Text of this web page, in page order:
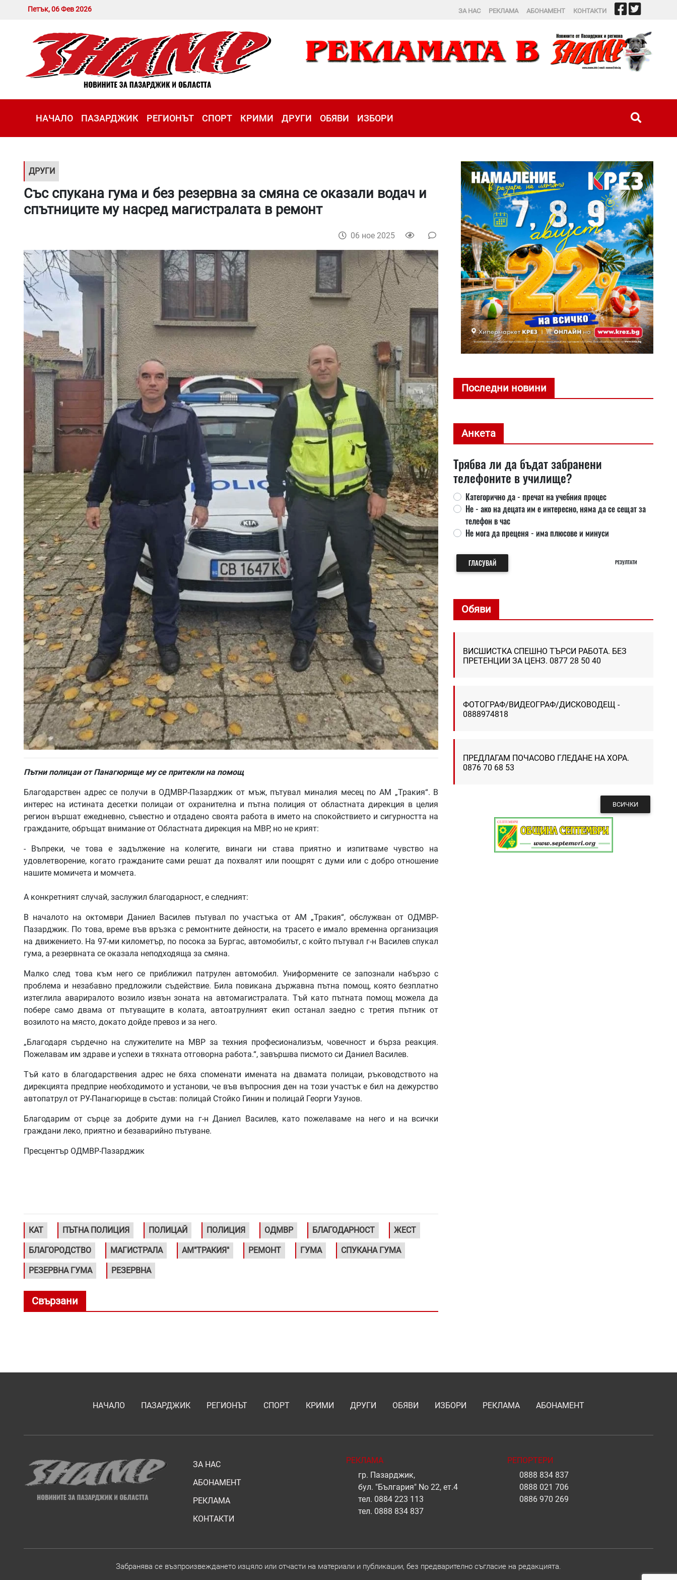
Петък, 06 Фев 2026 ЗА НАС РЕКЛАМА АБОНАМЕНТ КОНТАКТИ
НАЧАЛО ПАЗАРДЖИК РЕГИОНЪТ СПОРТ КРИМИ ДРУГИ ОБЯВИ ИЗБОРИ
ДРУГИ
Със спукана гума и без резервна за смяна се оказали водач и
спътниците му насред магистралата в ремонт
06 ное 2025
Пътни полицаи от Панагюрище му се притекли на помощ
Благодарствен адрес се получи в ОДМВР-Пазарджик от мъж, пътувал миналия месец по АМ „Тракия“. В
интерес на истината десетки полицаи от охранителна и пътна полиция от областната дирекция в целия
регион вършат ежедневно, съвестно и отдадено своята работа в името на спокойствието и сигурността на
гражданите, обръщат внимание от Областната дирекция на МВР, но не крият:
- Въпреки, че това е задължение на колегите, винаги ни става приятно и изпитваме чувство на
удовлетворение, когато гражданите сами решат да похвалят или поощрят с думи или с добро отношение
нашите момичета и момчета.
А конкретният случай, заслужил благодарност, е следният:
В началото на октомври Даниел Василев пътувал по участъка от АМ „Тракия“, обслужван от ОДМВР-
Пазарджик. По това, време във връзка с ремонтните дейности, на трасето е имало временна организация
на движението. На 97-ми километър, по посока за Бургас, автомобилът, с който пътувал г-н Василев спукал
гума, а резервната се оказала неподходяща за смяна.
Малко след това към него се приближил патрулен автомобил. Униформените се запознали набързо с
проблема и незабавно предложили съдействие. Била повикана държавна пътна помощ, която безплатно
изтеглила авариралото возило извън зоната на автомагистралата. Тъй като пътната помощ можела да
побере само двама от пътуващите в колата, автоатрулният екип останал заедно с третия пътник от
возилото на място, докато дойде превоз и за него.
„Благодаря сърдечно на служителите на МВР за техния професионализъм, човечност и бърза реакция.
Пожелавам им здраве и успехи в тяхната отговорна работа.“, завършва писмото си Даниел Василев.
Тъй като в благодарствения адрес не бяха споменати имената на двамата полицаи, ръководството на
дирекцията предприе необходимото и установи, че във въпросния ден на този участък е бил на дежурство
автопатрул от РУ-Панагюрище в състав: полицай Стойко Гинин и полицай Георги Узунов.
Благодарим от сърце за добрите думи на г-н Даниел Василев, като пожелаваме на него и на всички
граждани леко, приятно и безаварийно пътуване.
Пресцентър ОДМВР-Пазарджик
КАТ ПЪТНА ПОЛИЦИЯ ПОЛИЦАЙ ПОЛИЦИЯ ОДМВР БЛАГОДАРНОСТ ЖЕСТ
БЛАГОРОДСТВО МАГИСТРАЛА АМ"ТРАКИЯ" РЕМОНТ ГУМА СПУКАНА ГУМА
РЕЗЕРВНА ГУМА РЕЗЕРВНА
Свързани
Последни новини
Анкета
Трябва ли да бъдат забранени
телефоните в училище?
Категорично да - пречат на учебния процес
Не - ако на децата им е интересно, няма да се сещат за
телефон в час
Не мога да преценя - има плюсове и минуси
ГЛАСУВАЙ РЕЗУЛТАТИ
Обяви
ВИСШИСТКА СПЕШНО ТЪРСИ РАБОТА. БЕЗ
ПРЕТЕНЦИИ ЗА ЦЕНЗ. 0877 28 50 40
ФОТОГРАФ/ВИДЕОГРАФ/ДИСКОВОДЕЩ -
0888974818
ПРЕДЛАГАМ ПОЧАСОВО ГЛЕДАНЕ НА ХОРА.
0876 70 68 53
ВСИЧКИ
НАЧАЛО ПАЗАРДЖИК РЕГИОНЪТ СПОРТ КРИМИ ДРУГИ ОБЯВИ ИЗБОРИ РЕКЛАМА АБОНАМЕНТ
ЗА НАС
АБОНАМЕНТ
РЕКЛАМА
КОНТАКТИ
РЕКЛАМА
гр. Пазарджик,
бул. "България" No 22, ет.4
тел. 0884 223 113
тел. 0888 834 837
РЕПОРТЕРИ
0888 834 837
0888 021 706
0886 970 269
Забранява се възпроизвеждането изцяло или отчасти на материали и публикации, без предварително съгласие на редакцията.